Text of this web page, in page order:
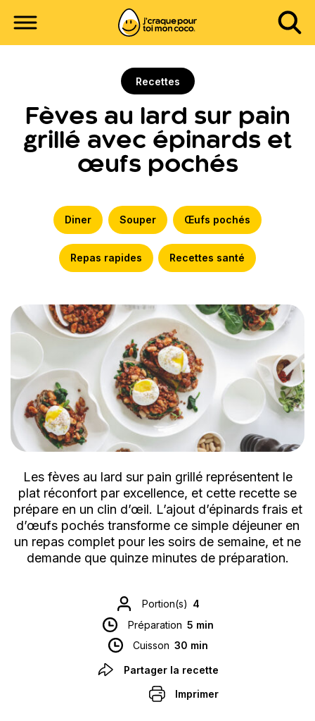
Recettes
Fèves au lard sur pain
grillé avec épinards et
œufs pochés
Diner Souper Œufs pochés
Repas rapides Recettes santé
Les fèves au lard sur pain grillé représentent le
plat réconfort par excellence, et cette recette se
prépare en un clin d’œil. L’ajout d’épinards frais et
d’œufs pochés transforme ce simple déjeuner en
un repas complet pour les soirs de semaine, et ne
demande que quinze minutes de préparation.
Portion(s) 4
Préparation 5 min
Cuisson 30 min
Partager la recette
Imprimer